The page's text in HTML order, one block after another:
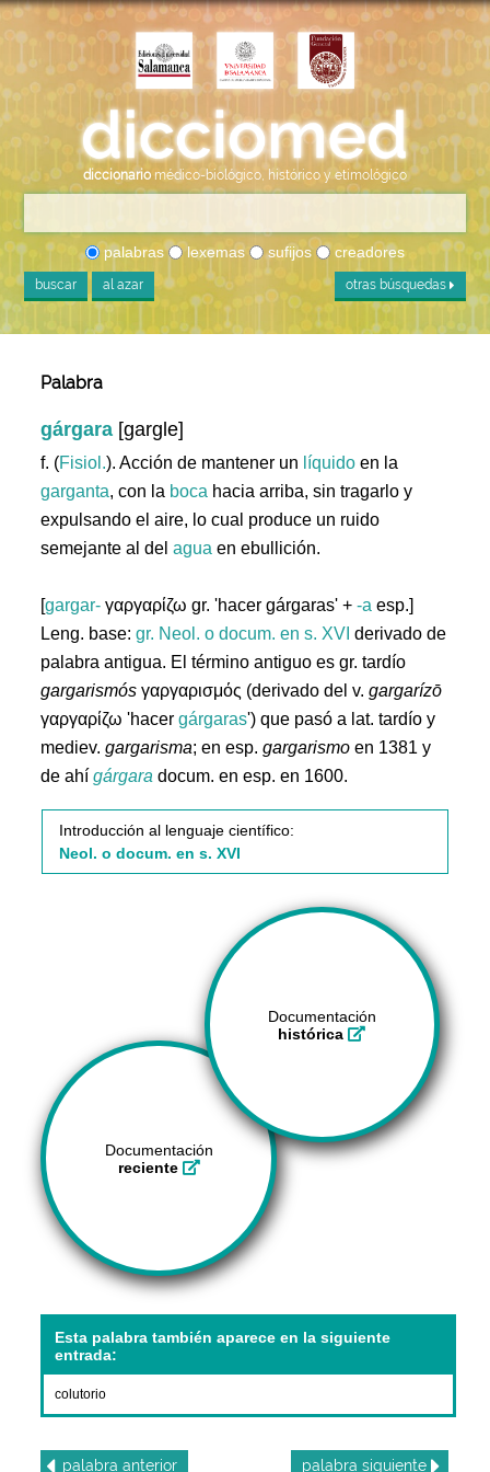
diccionario médico-biológico, histórico y etimológico
palabras lexemas sufijos creadores
buscar al azar otras búsquedas
Palabra
gárgara [gargle]
f. (Fisiol.). Acción de mantener un líquido en la
garganta, con la boca hacia arriba, sin tragarlo y
expulsando el aire, lo cual produce un ruido
semejante al delagua en ebullición.
[gargar- γαργαρίζω gr. 'hacer gárgaras' +-a esp.]
Leng. base:gr. Neol. o docum. en s. XVI derivado de
palabra antigua. El término antiguo es gr. tardío
gargarismós γαργαρισμός (derivado del v.gargarízō
γαργαρίζω 'hacergárgaras') que pasó a lat. tardío y
mediev.gargarisma; en esp.gargarismo en 1381 y
de ahígárgara docum. en esp. en 1600.
Introducción al lenguaje científico:
Neol. o docum. en s. XVI
Documentación
histórica
Documentación
reciente
Esta palabra también aparece en la siguiente
entrada:
colutorio
palabra anterior palabra siguiente